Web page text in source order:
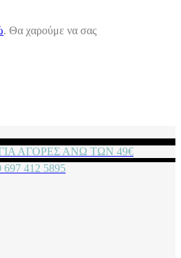
. Θα χαρούμε να σας
ΑΓΟΡΕΣ ΑΝΩ ΤΩΝ 49€
412 5895